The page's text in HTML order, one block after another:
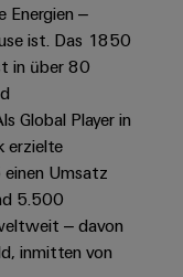
Energien –
ist. Das 1850
in über 80
Global Player in
erzielte
Umsatz
5.500
– davon
inmitten von